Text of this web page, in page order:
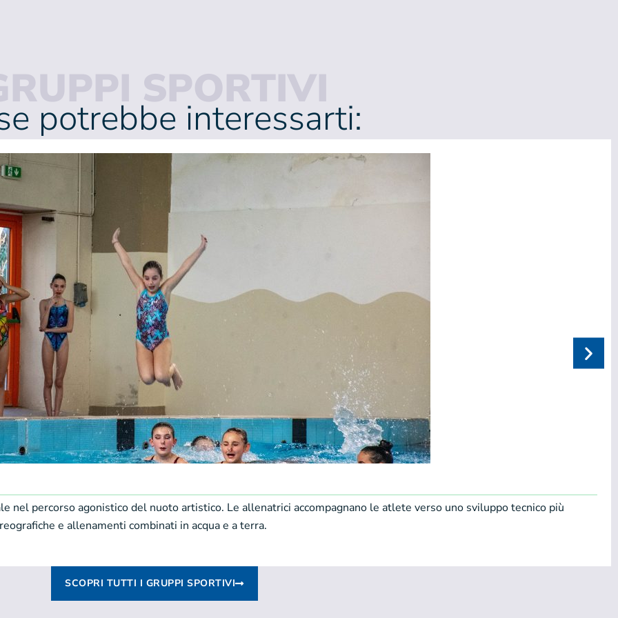
SPORTIVI
potrebbe interessarti:
nel percorso agonistico del nuoto artistico. Le allenatrici accompagnano le atlete verso uno sviluppo tecnico più
e allenamenti combinati in acqua e a terra.
SCOPRI TUTTI I GRUPPI SPORTIVI